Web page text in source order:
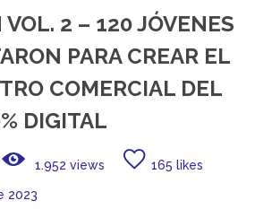
2 – 120 JÓVENES
PARA CREAR EL
COMERCIAL DEL
DIGITAL
1.952 views 165 likes
2023